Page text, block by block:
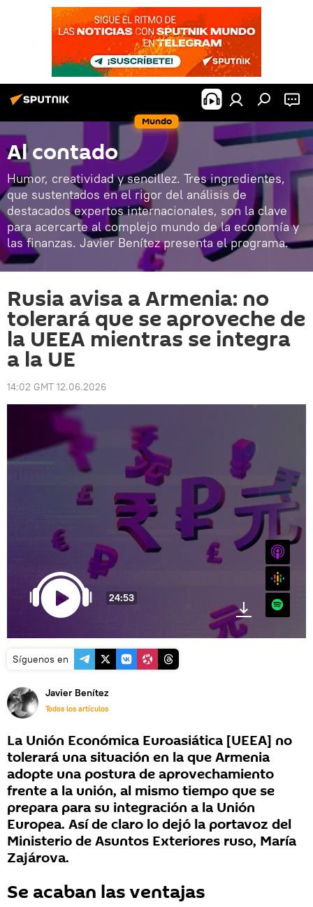
Mundo
Al contado
Humor, creatividad y sencillez. Tres ingredientes,
que sustentados en el rigor del análisis de
destacados expertos internacionales, son la clave
para acercarte al complejo mundo de la economía y
las finanzas. Javier Benítez presenta el programa.
Rusia avisa a Armenia: no
tolerará que se aproveche de
la UEEA mientras se integra
a la UE
14:02 GMT 12.06.2026
24:53
iTunes
Spotify
Síguenos en
Javier Benítez
Todos los artículos
La Unión Económica Euroasiática [UEEA] no
tolerará una situación en la que Armenia
adopte una postura de aprovechamiento
frente a la unión, al mismo tiempo que se
prepara para su integración a la Unión
Europea. Así de claro lo dejó la portavoz del
Ministerio de Asuntos Exteriores ruso, María
Zajárova.
Se acaban las ventajas